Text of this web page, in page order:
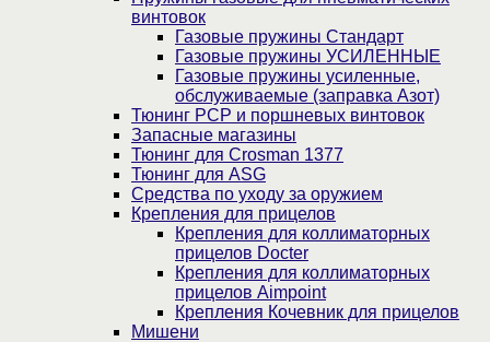
винтовок
Газовые пружины Стандарт
Газовые пружины УСИЛЕННЫЕ
Газовые пружины усиленные,
обслуживаемые (заправка Азот)
Тюнинг PCP и поршневых винтовок
Запасные магазины
Тюнинг для Crosman 1377
Тюнинг для ASG
Средства по уходу за оружием
Крепления для прицелов
Крепления для коллиматорных
прицелов Docter
Крепления для коллиматорных
прицелов Aimpoint
Крепления Кочевник для прицелов
Мишени